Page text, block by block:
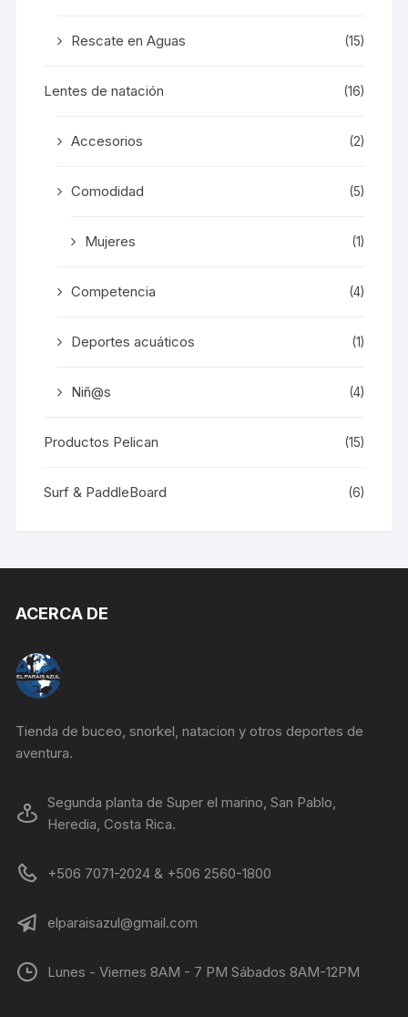
Rescate en Aguas (15)
Lentes de natación (16)
Accesorios (2)
Comodidad (5)
Mujeres (1)
Competencia (4)
Deportes acuáticos (1)
Niñ@s (4)
Productos Pelican (15)
Surf & PaddleBoard (6)
ACERCA DE
Tienda de buceo, snorkel, natacion y otros deportes de
aventura.
Segunda planta de Super el marino, San Pablo,
Heredia, Costa Rica.
+506 7071-2024 & +506 2560-1800
elparaisazul@gmail.com
Lunes - Viernes 8AM - 7 PM Sábados 8AM-12PM